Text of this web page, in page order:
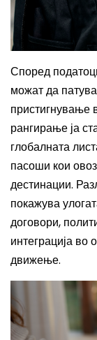
Според
можат да
пристигнување
рангирање ја
глобалната
пасоши кои
дестинации.
покажува
договори,
интеграција во
движење.